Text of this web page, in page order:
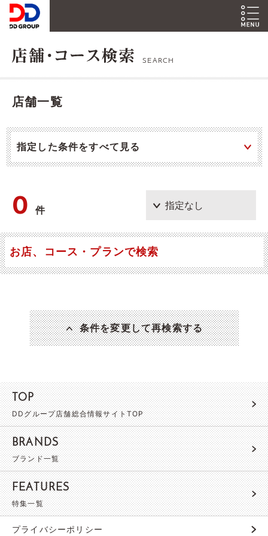
SEARCH
店舗一覧
指定した条件をすべて見る
0件
お店、コース・プランで検索
条件を変更して再検索する
TOP
DDグループ店舗総合情報サイトTOP
BRANDS
ブランド一覧
FEATURES
特集一覧
プライバシーポリシー